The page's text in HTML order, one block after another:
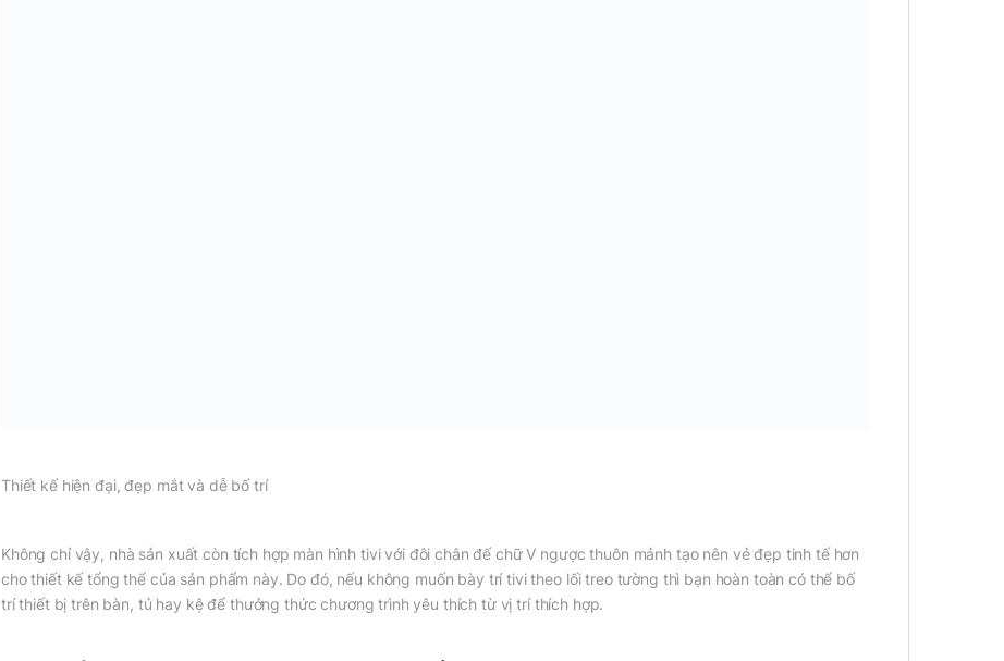
Thiết kế hiện đại, đẹp mắt và dễ bố trí
Không chỉ vậy, nhà sản xuất còn tích hợp màn hình tivi với đôi chân đế chữ V ngược thuôn mảnh tạo nên vẻ đẹp tinh tế hơn
cho thiết kế tổng thể của sản phẩm này. Do đó, nếu không muốn bày trí tivi theo lối treo tường thì bạn hoàn toàn có thể bố
trí thiết bị trên bàn, tủ hay kệ để thưởng thức chương trình yêu thích từ vị trí thích hợp.